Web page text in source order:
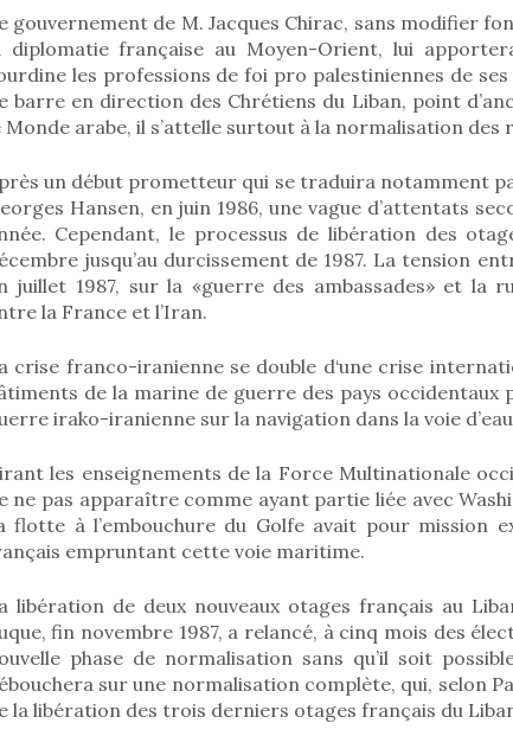
gouvernement de M. Jacques Chirac, sans modifier
diplomatie française au Moyen-Orient, lui
les professions de foi pro palestiniennes de
barre en direction des Chrétiens du Liban, point
Monde arabe, il s’attelle surtout à la normalisation
un début prometteur qui se traduira notamment
Hansen, en juin 1986, une vague d’attentats
Cependant, le processus de libération des
jusqu’au durcissement de 1987. La tension
juillet 1987, sur la «guerre des ambassades» et la
la France et l’Iran.
crise franco-iranienne se double d‘une crise
de la marine de guerre des pays
irako-iranienne sur la navigation dans la voie
les enseignements de la Force Multinationale
ne pas apparaître comme ayant partie liée avec
flotte à l’embouchure du Golfe avait pour mission
empruntant cette voie maritime.
libération de deux nouveaux otages français au
fin novembre 1987, a relancé, à cinq mois des
phase de normalisation sans qu’il soit
sur une normalisation complète, qui, selon
la libération des trois derniers otages français du